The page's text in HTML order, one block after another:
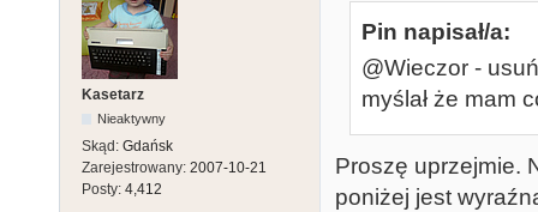
Kasetarz
Nieaktywny
Skąd: Gdańsk
Zarejestrowany: 2007-10-21
Posty: 4,412
Pin napisał/a:
@Wieczor -
myślał że mam
Proszę uprzejmie.
poniżej jest